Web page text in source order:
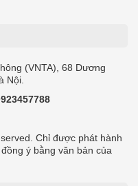
(VNTA), 68 Dương
Nội.
Chỉ được phát hành
ý bằng văn bản của